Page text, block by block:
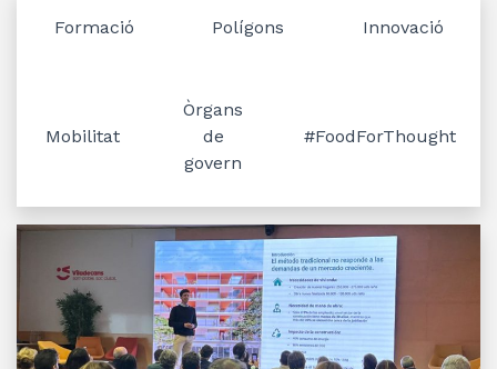
Formació Polígons Innovació
Mobilitat
Òrgans
de
govern
#FoodForThought